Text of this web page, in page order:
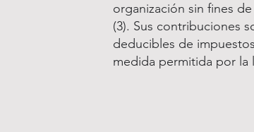
organización sin fines
(3). Sus contribuciones
deducibles de
medida permitida por la